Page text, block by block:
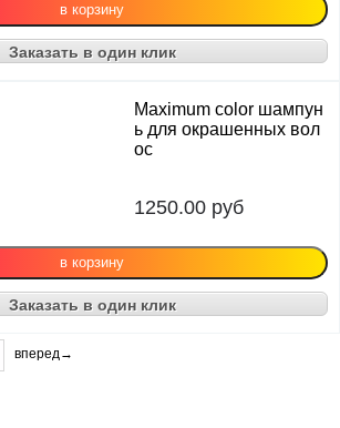
Заказать в один клик
Maximum color шампун
ь для окрашенных вол
ос
1250.00 руб
Заказать в один клик
вперед→